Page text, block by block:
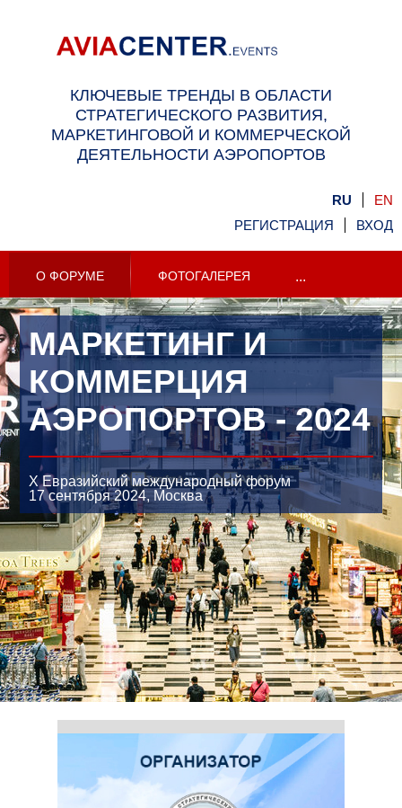
КЛЮЧЕВЫЕ ТРЕНДЫ В ОБЛАСТИ
СТРАТЕГИЧЕСКОГО РАЗВИТИЯ,
МАРКЕТИНГОВОЙ И КОММЕРЧЕСКОЙ
ДЕЯТЕЛЬНОСТИ АЭРОПОРТОВ
RU
EN
РЕГИСТРАЦИЯ
ВХОД
О ФОРУМЕ ФОТОГАЛЕРЕЯ ...
МАРКЕТИНГ И
КОММЕРЦИЯ
АЭРОПОРТОВ - 2024
X Евразийский международный форум
17 сентября 2024, Москва